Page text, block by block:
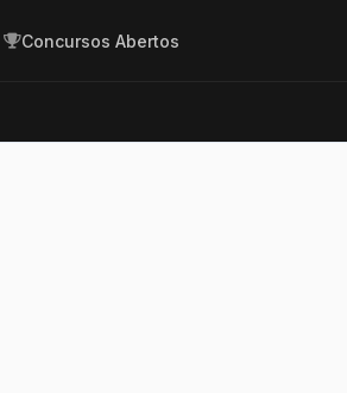
Concursos Abertos